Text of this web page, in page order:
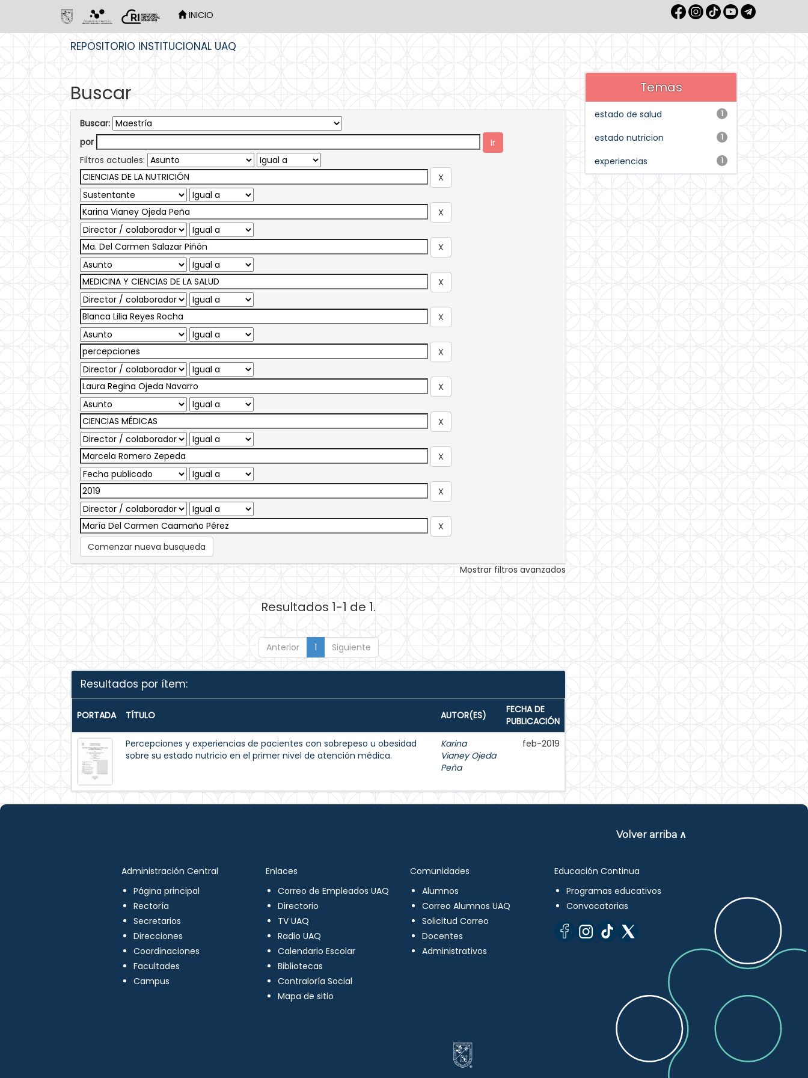
INICIO
REPOSITORIO INSTITUCIONAL UAQ
Buscar
Buscar:
por
Filtros actuales:
Comenzar nueva busqueda
Mostrar filtros avanzados
Resultados 1-1 de 1.
Anterior 1 Siguiente
Resultados por ítem:
PORTADA TÍTULO AUTOR(ES)
FECHA DE
PUBLICACIÓN
Percepciones y experiencias de pacientes con sobrepeso u obesidad
sobre su estado nutricio en el primer nivel de atención médica.
Karina
Vianey Ojeda
Peña
feb-2019
Temas
1
estado de salud
1
estado nutricion
1
experiencias
Volver arriba ∧
Administración Central
Página principal
Rectoría
Secretarios
Direcciones
Coordinaciones
Facultades
Campus
Enlaces
Correo de Empleados UAQ
Directorio
TV UAQ
Radio UAQ
Calendario Escolar
Bibliotecas
Contraloría Social
Mapa de sitio
Comunidades
Alumnos
Correo Alumnos UAQ
Solicitud Correo
Docentes
Administrativos
Educación Continua
Programas educativos
Convocatorias